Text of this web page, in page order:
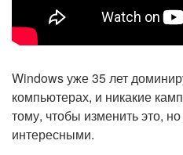
Windows уже 35 лет
компьютерах, и никакие
тому, чтобы изменить это,
интересными.